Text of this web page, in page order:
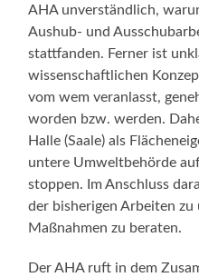
AHA unverständlich,
Aushub- und
stattfanden. Ferner ist
wissenschaftlichen
vom wem veranlasst,
worden bzw. werden.
Halle (Saale) als
untere Umweltbehörde
stoppen. Im Anschluss
der bisherigen Arbeiten
Maßnahmen zu beraten.
Der AHA ruft in dem